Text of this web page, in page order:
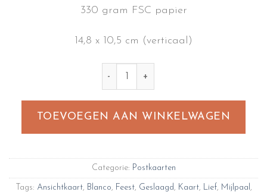
330 gram FSC papier
14,8 x 10,5 cm (verticaal)
Grow girl! aantal
TOEVOEGEN AAN WINKELWAGEN
Categorie: Postkaarten
Tags: Ansichtkaart, Blanco, Feest, Geslaagd, Kaart, Lief, Mijlpaal,